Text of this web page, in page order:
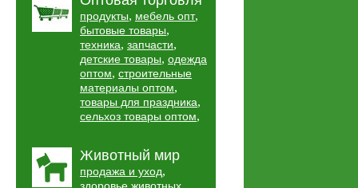
продукты, мебель опт,
бытовые товары,
техника, запчасти,
детские товары, одежда
оптом, строительные
материалы оптом,
товары для праздника,
сельхоз товары оптом,
Животный мир
продажа и уход,
,